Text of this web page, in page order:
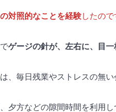
の対照的なことを経験したので
ゲージの針が、左右に、目
、毎日残業やストレスの無
夕方などの隙間時間を利用